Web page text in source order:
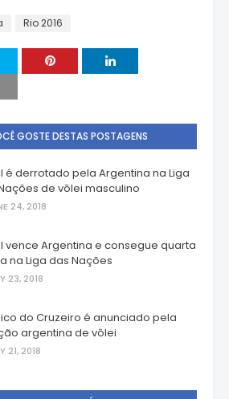
Rio 2016
GOSTE DESTAS POSTAGENS
é derrotado pela Argentina na Liga
de vôlei masculino
24, 2018
vence Argentina e consegue quarta
na Liga das Nações
23, 2018
do Cruzeiro é anunciado pela
argentina de vôlei
21, 2018